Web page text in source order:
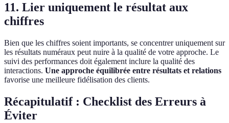
11. Lier uniquement le résultat aux
chiffres
Bien que les chiffres soient importants, se concentrer uniquement sur
les résultats numéraux peut nuire à la qualité de votre approche. Le
suivi des performances doit également inclure la qualité des
interactions. Une approche équilibrée entre résultats et relations
favorise une meilleure fidélisation des clients.
Récapitulatif : Checklist des Erreurs à
Éviter